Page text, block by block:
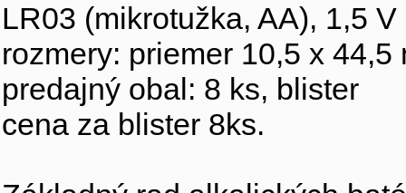
LR03 (mikrotužka, AA), 1,5 V
rozmery: priemer 10,5 x 44,5
predajný obal: 8 ks, blister
cena za blister 8ks.